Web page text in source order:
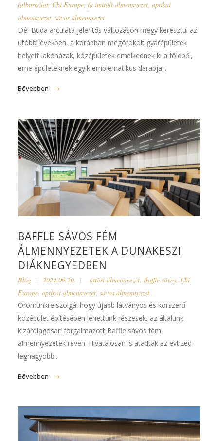
falburkolat, Cbi Europe,fa imitált álmennyezet,optikai
álmennyezet,sávos álmennyezet
Dél-Buda arculata jelentős változáson megy keresztül az
utóbbi években, a korábban megörökölt gyárépületek
helyett lakóházak, középületek emelkednek ki a földből,
eme épületeknek egyik emblematikus darabja...
Bővebben
BAFFLE SÁVOS FÉM
ÁLMENNYEZETEK A DUNAKESZI
DIÁKNEGYEDBEN
Blog 2024.09.20. áttört álmennyezet,Baffle sávos, Cbi
Europe,optikai álmennyezet,sávos álmennyezet
Örömünkre szolgál hogy újabb látványos és korszerű
középület építésében lehettünk részesek, az általunk
kizárólagosan forgalmazott Baffle sávos fém
álmennyezetek révén. Hivatalosan is átadták az évtized
legnagyobb...
Bővebben